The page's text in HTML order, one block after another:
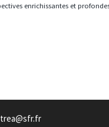
enrichissantes et